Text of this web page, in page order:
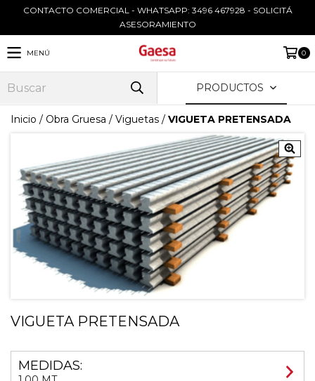
CONTACTO COMERCIAL - WHATSAPP: 3496 467928 - SOLICITÁ
ASESORAMIENTO
MENÚ 0
PRODUCTOS
Inicio / Obra Gruesa / Viguetas / VIGUETA PRETENSADA
VIGUETA PRETENSADA
MEDIDAS: